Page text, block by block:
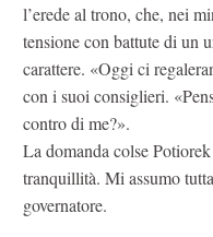
l’erede al trono, che, nei
tensione con battute di un
carattere. «Oggi ci
con i suoi consiglieri.
contro di me?».
La domanda colse
tranquillità. Mi assumo
governatore.